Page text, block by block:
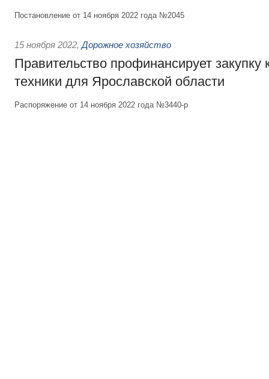
Постановление от 14 ноября 2022 года №2045
15 ноября 2022, Дорожное хозяйство
Правительство профинансирует закупку
техники для Ярославской области
Распоряжение от 14 ноября 2022 года №3440-р